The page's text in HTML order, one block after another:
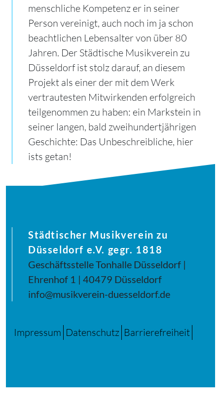
menschliche Kompetenz er in seiner
Person vereinigt, auch noch im ja schon
beachtlichen Lebensalter von über 80
Jahren. Der Städtische Musikverein zu
Düsseldorf ist stolz darauf, an diesem
Projekt als einer der mit dem Werk
vertrautesten Mitwirkenden erfolgreich
teilgenommen zu haben: ein Markstein in
seiner langen, bald zweihundertjährigen
Geschichte: Das Unbeschreibliche, hier
ists getan!
Städtischer Musikverein zu
Düsseldorf e.V. gegr. 1818
Geschäftsstelle Tonhalle Düsseldorf |
Ehrenhof 1 | 40479 Düsseldorf
info@musikverein-duesseldorf.de
Impressum Datenschutz Barrierefreiheit